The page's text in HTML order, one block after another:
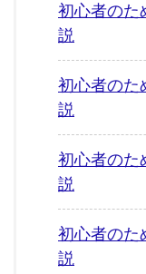
初心者の
説
初心者の
説
初心者の
説
初心者の
説